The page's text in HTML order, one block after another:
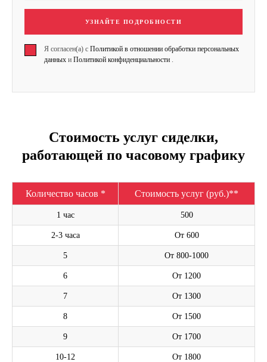
УЗНАЙТЕ ПОДРОБНОСТИ
Я согласен(а) с Политикой в отношении обработки персональных
данных и Политикой конфиденциальности
Стоимость услуг сиделки,
работающей по часовому графику
Количество часов * Стоимость услуг (руб.)**
1 час 500
2-3 часа От 600
5 От 800-1000
6 От 1200
7 От 1300
8 От 1500
9 От 1700
10-12 От 1800